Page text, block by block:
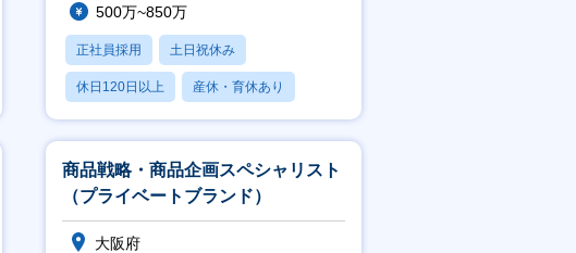
500万~850万
正社員採用 土日祝休み
休日120日以上 産休・育休あり
賞与あり
商品戦略・商品企画スペシャリスト
（プライベートブランド）
大阪府